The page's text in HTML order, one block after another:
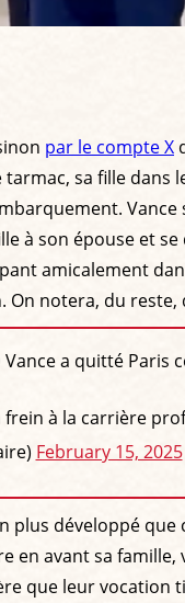
par le compte X
sa fille dans
à son épouse et
amicalement
On notera, du
Vance a quitté
à la carrière
February 15, 2025
plus développé
en avant sa
que leur vocation